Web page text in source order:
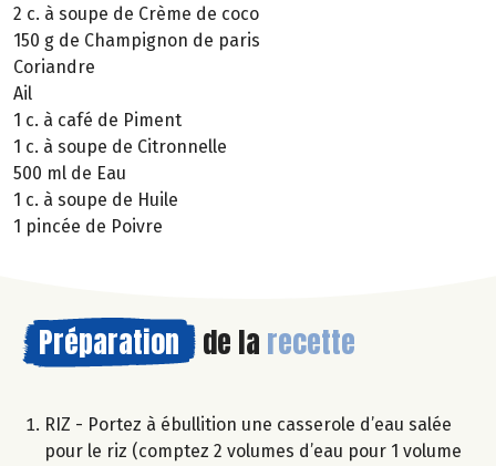
2 c. à soupe de Crème de coco
150 g de Champignon de paris
Coriandre
Ail
1 c. à café de Piment
1 c. à soupe de Citronnelle
500 ml de Eau
1 c. à soupe de Huile
1 pincée de Poivre
Préparation de la recette
RIZ - Portez à ébullition une casserole d’eau salée
pour le riz (comptez 2 volumes d’eau pour 1 volume